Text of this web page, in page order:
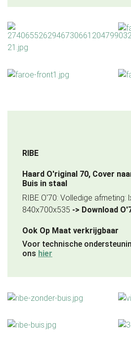
RIBE
Haard O'riginal 70, Cover
Buis in staal
RIBE O'70: Volledige afmeting:
840x700x535 -> Download
Ook Op Maat verkrijgbaar
Voor technische
ons hier